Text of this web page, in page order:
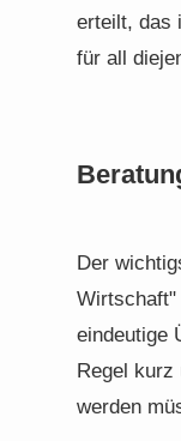
erteilt, das
für all
Der
Wirtschaft"
eindeutige
Regel kurz
werden